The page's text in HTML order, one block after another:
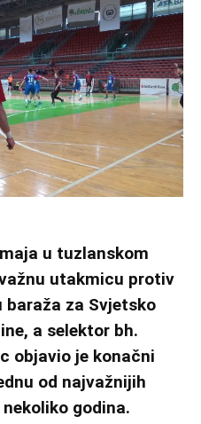
u tuzlanskom
utakmicu protiv
baraža za Svjetsko
a selektor bh.
objavio je konačni
od najvažnijih
godina.